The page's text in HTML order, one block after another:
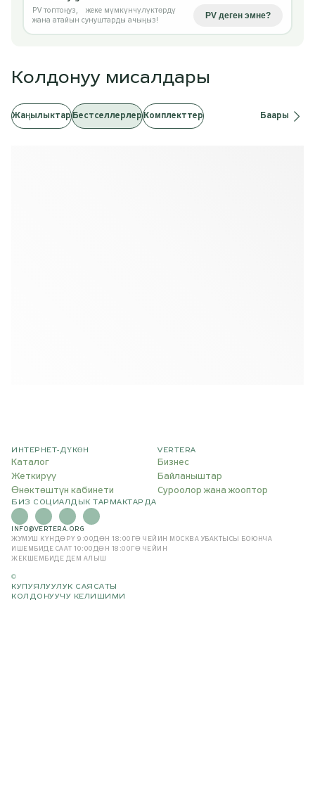
PV топтоңуз ,
жеке мүмкүнчүлүктөрдү
жана атайын сунуштарды ачыңыз!
PV деген эмне?
Колдонуу мисалдары
ЖаңылыктарБестселлерлерКомплекттер Баары
ИНТЕРНЕТ-ДҮКӨН
Каталог
Жеткирүү
Өнөктөштүн кабинети
VERTERA
Бизнес
Байланыштар
Суроолор жана жооптор
БИЗ СОЦИАЛДЫК ТАРМАКТАРДА
INFO@VERTERA.ORG
ЖУМУШ КҮНДӨРҮ 9:00ДӨН 18:00ГӨ ЧЕЙИН
МОСКВА УБАКТЫСЫ БОЮНЧА
ИШЕМБИДЕ СААТ 10:00ДӨН 18:00ГӨ ЧЕЙИН
ЖЕКШЕМБИДЕ ДЕМ АЛЫШ
©
КУПУЯЛУУЛУК САЯСАТЫ
КОЛДОНУУЧУ КЕЛИШИМИ